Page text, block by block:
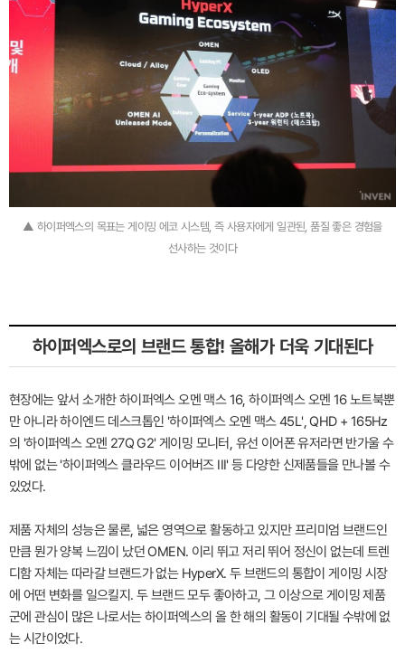
▲ 하이퍼엑스의 목표는 게이밍 에코 시스템, 즉 사용자에게 일관된, 품질 좋은 경험을
선사하는 것이다
하이퍼엑스로의 브랜드 통합! 올해가 더욱 기대된다
현장에는 앞서 소개한 하이퍼엑스 오멘 맥스 16, 하이퍼엑스 오멘 16 노트북뿐
만 아니라 하이엔드 데스크톱인 '하이퍼엑스 오멘 맥스 45L', QHD + 165Hz
의 '하이퍼엑스 오멘 27Q G2' 게이밍 모니터, 유선 이어폰 유저라면 반가울 수
밖에 없는 '하이퍼엑스 클라우드 이어버즈 III' 등 다양한 신제품들을 만나볼 수
있었다.
제품 자체의 성능은 물론, 넓은 영역으로 활동하고 있지만 프리미엄 브랜드인
만큼 뭔가 양복 느낌이 났던 OMEN. 이리 뛰고 저리 뛰어 정신이 없는데 트렌
디함 자체는 따라갈 브랜드가 없는 HyperX. 두 브랜드의 통합이 게이밍 시장
에 어떤 변화를 일으킬지. 두 브랜드 모두 좋아하고, 그 이상으로 게이밍 제품
군에 관심이 많은 나로서는 하이퍼엑스의 올 한 해의 활동이 기대될 수밖에 없
는 시간이었다.